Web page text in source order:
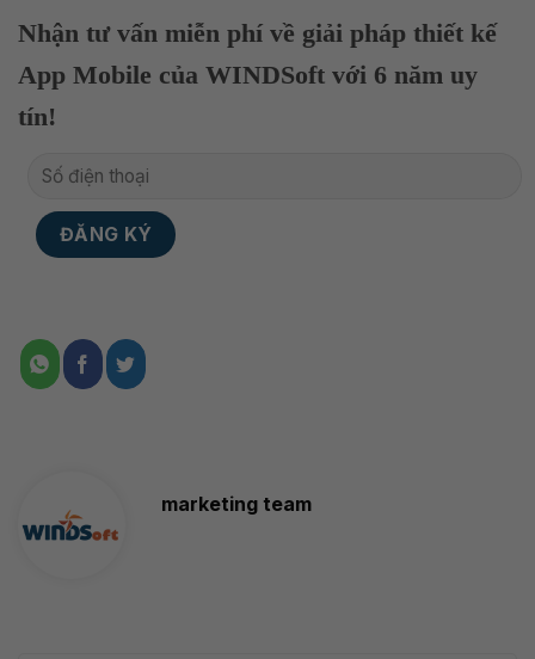
Nhận tư vấn miễn phí về giải pháp thiết kế
App Mobile của WINDSoft với 6 năm uy
tín!
marketing team